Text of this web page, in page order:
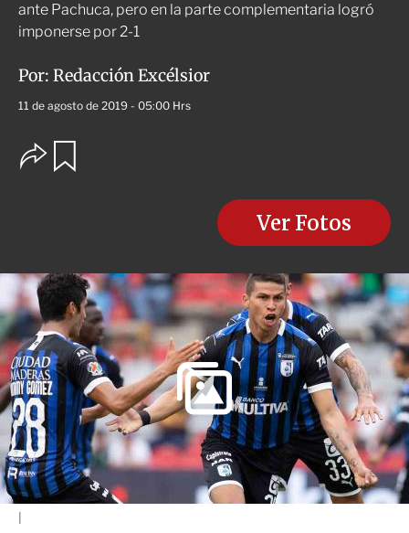
ante Pachuca, pero en la parte complementaria logró
imponerse por 2-1
Por: Redacción Excélsior
11 de agosto de 2019 - 05:00 Hrs
O
p
s
d
c
o
m
p
a
r
t
i
r
Ver Fotos